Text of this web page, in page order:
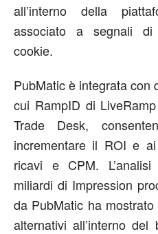
all’interno della
associato a segnali
cookie.
PubMatic è integrata con
cui RampID di
Trade Desk,
incrementare il ROI e
ricavi e CPM.
miliardi di Impression
da PubMatic ha
alternativi all’interno